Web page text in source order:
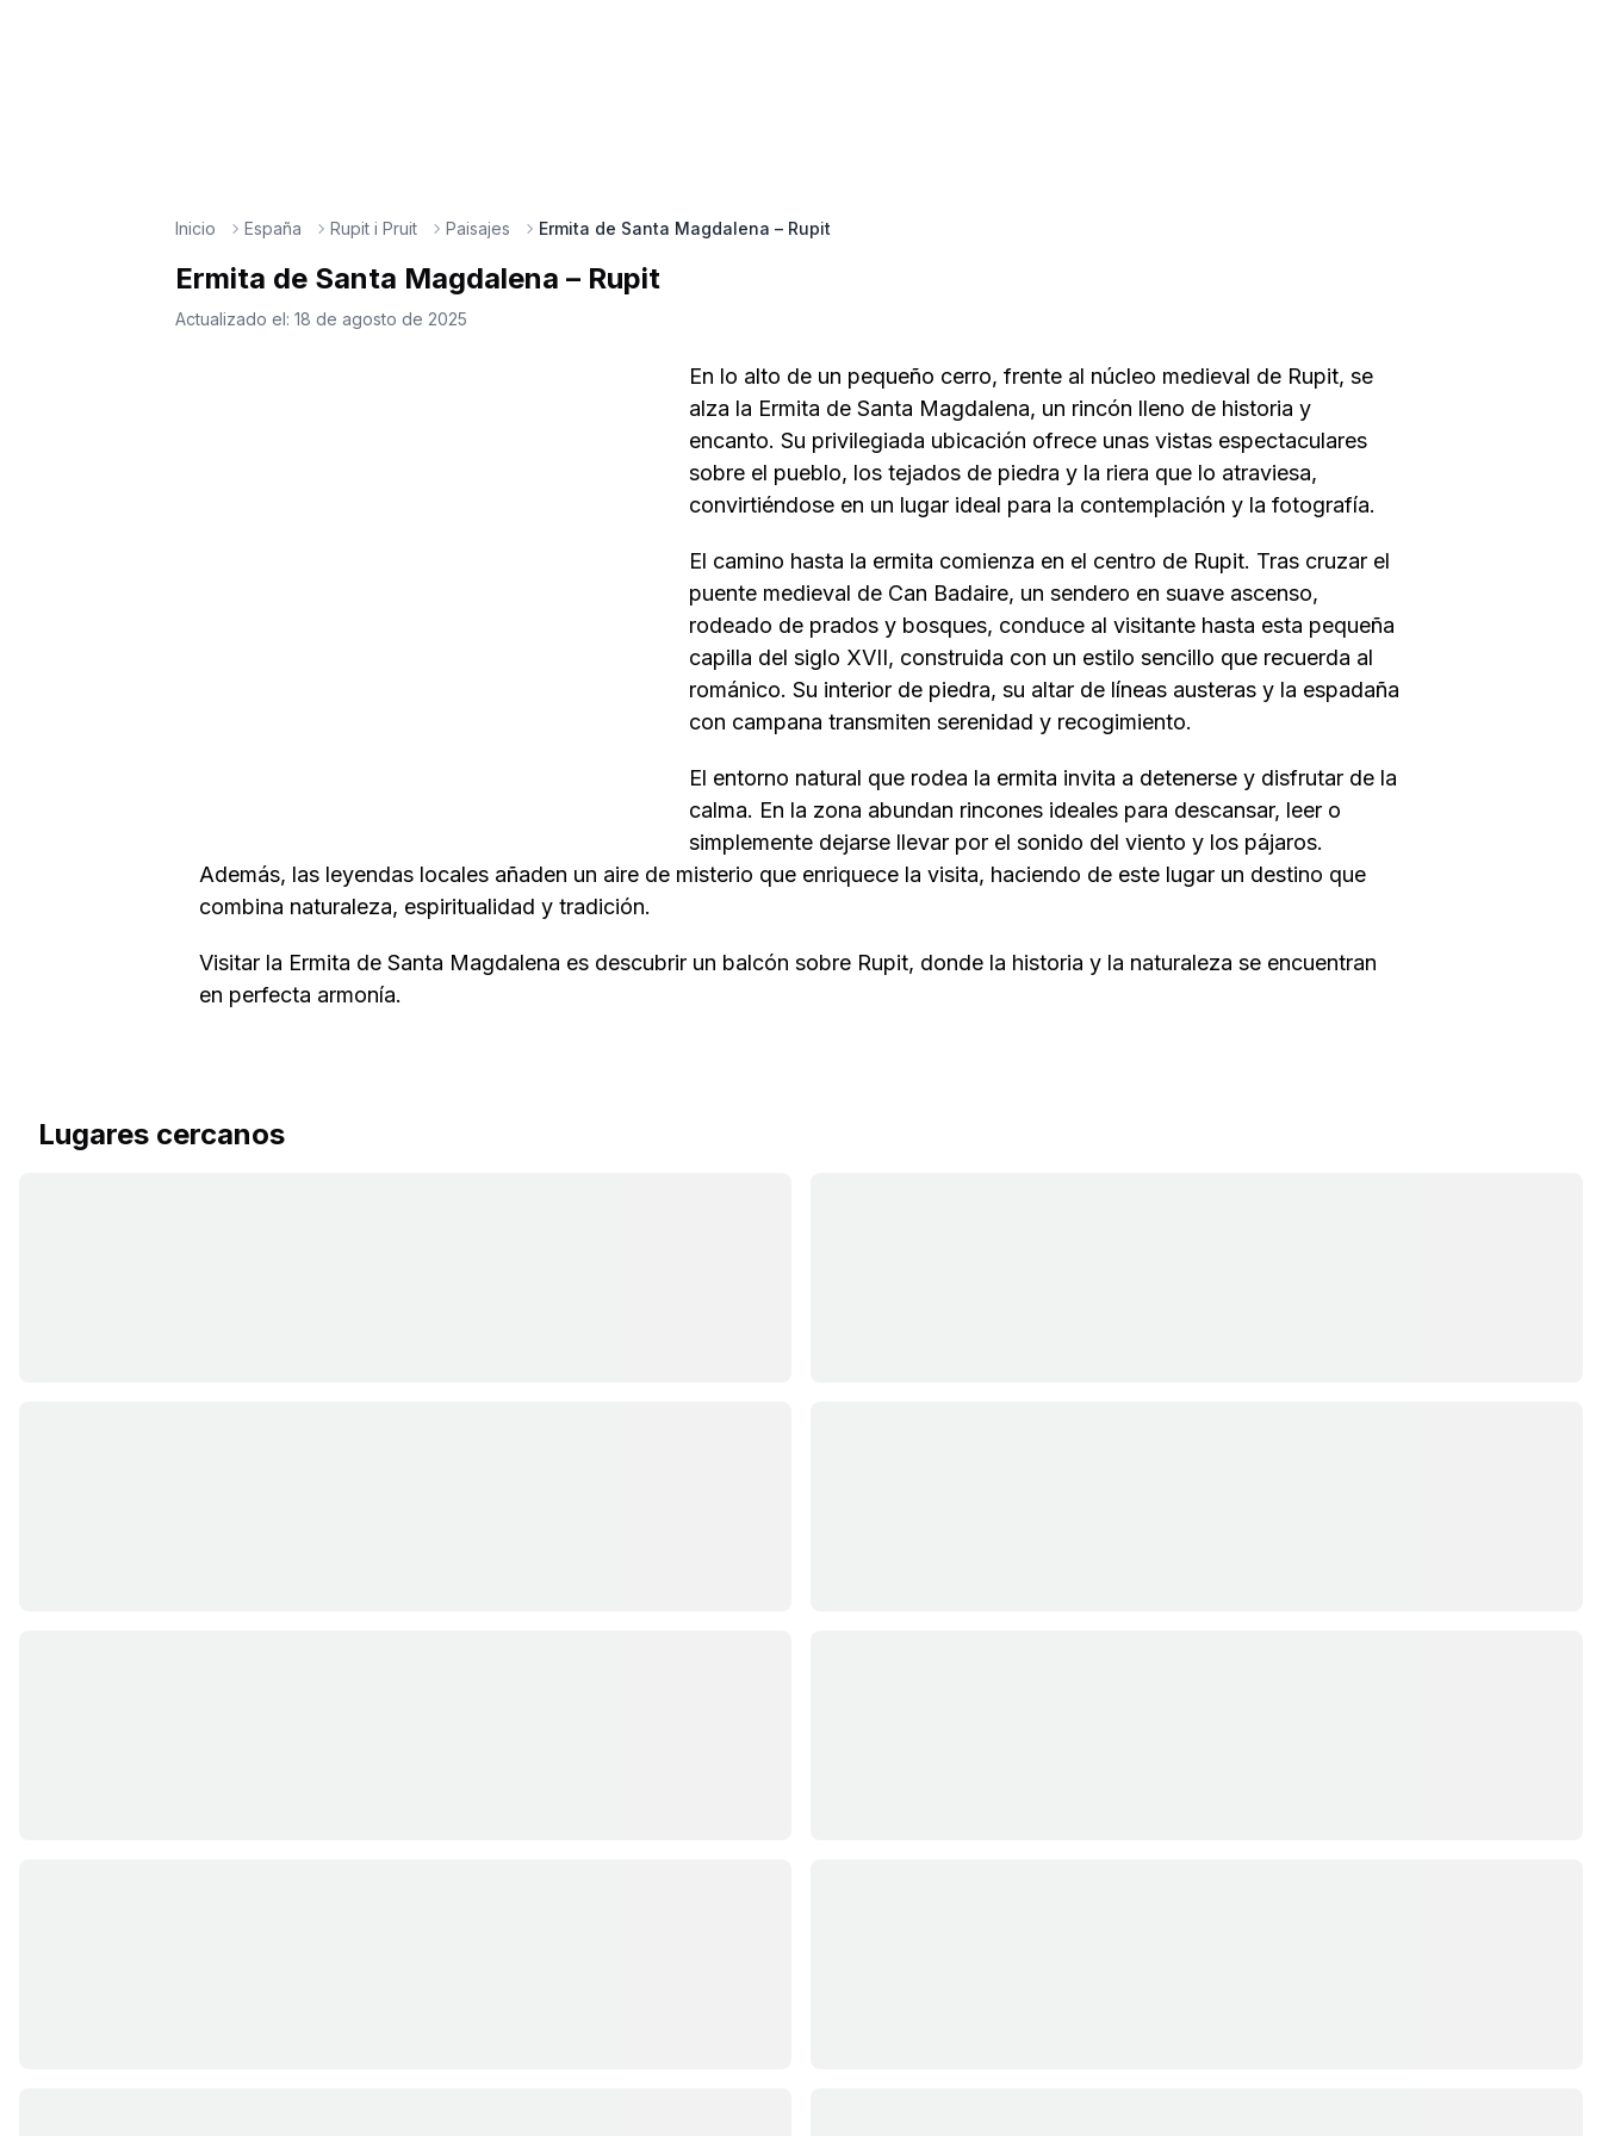
Inicio España Rupit i Pruit Paisajes Ermita de Santa Magdalena – Rupit
Ermita de Santa Magdalena – Rupit
Actualizado el:18 de agosto de 2025
En lo alto de un pequeño cerro, frente al núcleo medieval de Rupit, se
alza la Ermita de Santa Magdalena, un rincón lleno de historia y
encanto. Su privilegiada ubicación ofrece unas vistas espectaculares
sobre el pueblo, los tejados de piedra y la riera que lo atraviesa,
convirtiéndose en un lugar ideal para la contemplación y la fotografía.
El camino hasta la ermita comienza en el centro de Rupit. Tras cruzar el
puente medieval de Can Badaire, un sendero en suave ascenso,
rodeado de prados y bosques, conduce al visitante hasta esta pequeña
capilla del siglo XVII, construida con un estilo sencillo que recuerda al
románico. Su interior de piedra, su altar de líneas austeras y la espadaña
con campana transmiten serenidad y recogimiento.
El entorno natural que rodea la ermita invita a detenerse y disfrutar de la
calma. En la zona abundan rincones ideales para descansar, leer o
simplemente dejarse llevar por el sonido del viento y los pájaros.
Además, las leyendas locales añaden un aire de misterio que enriquece la visita, haciendo de este lugar un destino que
combina naturaleza, espiritualidad y tradición.
Visitar la Ermita de Santa Magdalena es descubrir un balcón sobre Rupit, donde la historia y la naturaleza se encuentran
en perfecta armonía.
Lugares cercanos